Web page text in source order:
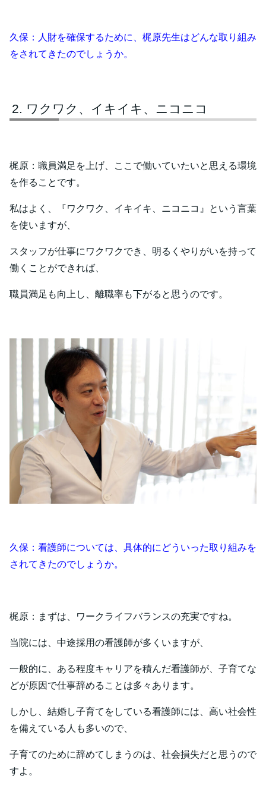
久保：人財を確保するために、梶原先生はどんな取り組み
をされてきたのでしょうか。
ワクワク、イキイキ、ニコニコ
梶原：職員満足を上げ、ここで働いていたいと思える環境
を作ることです。
私はよく、『ワクワク、イキイキ、ニコニコ』という言葉
を使いますが、
スタッフが仕事にワクワクでき、明るくやりがいを持って
働くことができれば、
職員満足も向上し、離職率も下がると思うのです。
久保：看護師については、具体的にどういった取り組みを
されてきたのでしょうか。
梶原：まずは、ワークライフバランスの充実ですね。
当院には、中途採用の看護師が多くいますが、
一般的に、ある程度キャリアを積んだ看護師が、子育てな
どが原因で仕事辞めることは多々あります。
しかし、結婚し子育てをしている看護師には、高い社会性
を備えている人も多いので、
子育てのために辞めてしまうのは、社会損失だと思うので
すよ。